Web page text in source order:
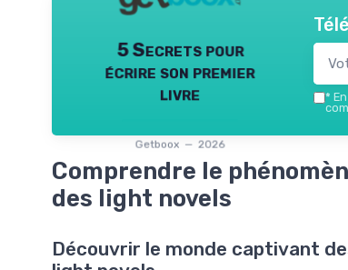
5 Secrets pour
écrire son premier
livre
Getboox — 2026
*
Comprendre le
des light novels
Découvrir le monde captivant